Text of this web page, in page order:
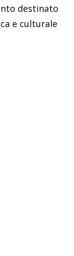
destinato
e culturale